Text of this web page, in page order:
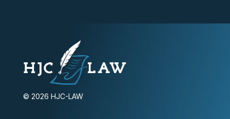
© 2026 HJC-LAW